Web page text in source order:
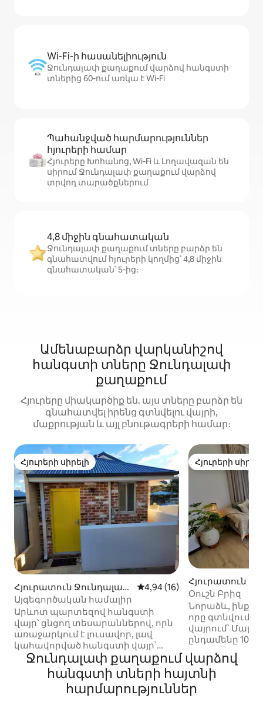
Wi-Fi-ի հասանելիություն
Ջունդալափ քաղաքում վարձով հանգստի
տներից 60-ում առկա է Wi-Fi
Պահանջված հարմարություններ
հյուրերի համար
Հյուրերը Խոհանոց, Wi-Fi և Լողավազան են
սիրում Ջունդալափ քաղաքում վարձով
տրվող տարածքներում
4,8 միջին գնահատական
Ջունդալափ քաղաքում տները բարձր են
գնահատվում հյուրերի կողմից՝ 4,8 միջին
գնահատական՝ 5-ից։
Ամենաբարձր վարկանիշով
հանգստի տները Ջունդալափ
քաղաքում
Հյուրերը միակարծիք են. այս տները բարձր են
գնահատվել իրենց գտնվելու վայրի,
մաքրության և այլ բնութագրերի համար։
Հյուրերի սիրելի
Հյուրերի սիրելի
Հյուրատուն Ջունդալափ
-ում
Միջին վարկանիշը՝ 5-ից
4,94 (16)
Այգեգործական համալիր
Արևոտ պարտեզով հանգստի
վայր՝ ցնցող տեսարաններով, որն
առաջարկում է լուսավոր, լավ
կահավորված հանգստի վայր՝
խանութներից և տրանսպորտից
ընդամենը 500 մ հեռավորության
վրա։ Վայելեք անվճար
կայանատեղի, խաղաղ միջավայր
Հյուրերի
Հյուրերի
Հյուրատուն
Օուշն Բրիզ
Նորաձև,
որը գտնվում
վայրում՝
ընդամենը 10
զույգերի,
փոքրիկ երեխա
համար։
Ջունդալափ քաղաքում վարձով
հանգստի տների հայտնի
հարմարություններ